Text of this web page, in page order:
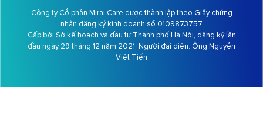
Công ty Cổ phần Mirai Care được thành lập theo Giấy chứng
nhận đăng ký kinh doanh số 0109873757
Cấp bởi Sở kế hoạch và đầu tư Thành phố Hà Nội, đăng ký lần
đầu ngày 29 tháng 12 năm 2021, Người đại diện: Ông Nguyễn
Việt Tiến